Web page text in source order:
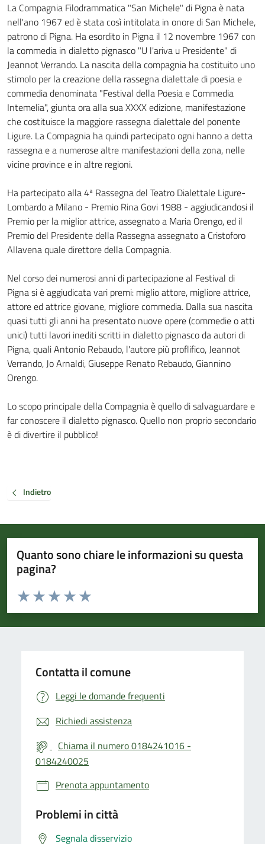
La Compagnia Filodrammatica "San Michele" di Pigna è nata
nell'ano 1967 ed è stata così intitolata in onore di San Michele,
patrono di Pigna. Ha esordito in Pigna il 12 novembre 1967 con
la commedia in dialetto pignasco "U l'ariva u Presidente" di
Jeannot Verrando. La nascita della compagnia ha costituito uno
stimolo per la creazione della rassegna dialettale di poesia e
commedia denominata "Festival della Poesia e Commedia
Intemelia", giunta ora alla sua XXXX edizione, manifestazione
che costituisce la maggiore rassegna dialettale del ponente
Ligure. La Compagnia ha quindi partecipato ogni hanno a detta
rassegna e a numerose altre manifestazioni della zona, nelle
vicine province e in altre regioni.
Ha partecipato alla 4ª Rassegna del Teatro Dialettale Ligure-
Lombardo a Milano - Premio Rina Govi 1988 - aggiudicandosi il
Premio per la miglior attrice, assegnato a Maria Orengo, ed il
Premio del Presidente della Rassegna assegnato a Cristoforo
Allavena quale direttore della Compagnia.
Nel corso dei numerosi anni di partecipazione al Festival di
Pigna si è aggiudicata vari premi: miglio attore, migliore attrice,
attore ed attrice giovane, migliore commedia. Dalla sua nascita
quasi tutti gli anni ha presentato nuove opere (commedie o atti
unici) tutti lavori inediti scritti in dialetto pignasco da autori di
Pigna, quali Antonio Rebaudo, l'autore più proflifico, Jeannot
Verrando, Jo Arnaldi, Giuseppe Renato Rebaudo, Giannino
Orengo.
Lo scopo principale della Compagnia è quello di salvaguardare e
far conoscere il dialetto pignasco. Quello non proprio secondario
è di divertire il pubblico!
Indietro
Quanto sono chiare le informazioni su questa
pagina?
Valuta da 1 a 5 stelle la pagina
Valuta 5 stelle su 5
Valuta 4 stelle su 5
Valuta 3 stelle su 5
Valuta 2 stelle su 5
Valuta 1 stelle su 5
Contatta il comune
Leggi le domande frequenti
Richiedi assistenza
Chiama il numero 0184241016 -
0184240025
Prenota appuntamento
Problemi in città
Segnala disservizio